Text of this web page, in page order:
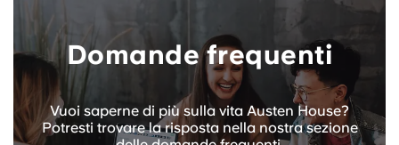
Domande frequenti
Vuoi saperne di più sulla vita Austen House?
Potresti trovare la risposta nella nostra sezione